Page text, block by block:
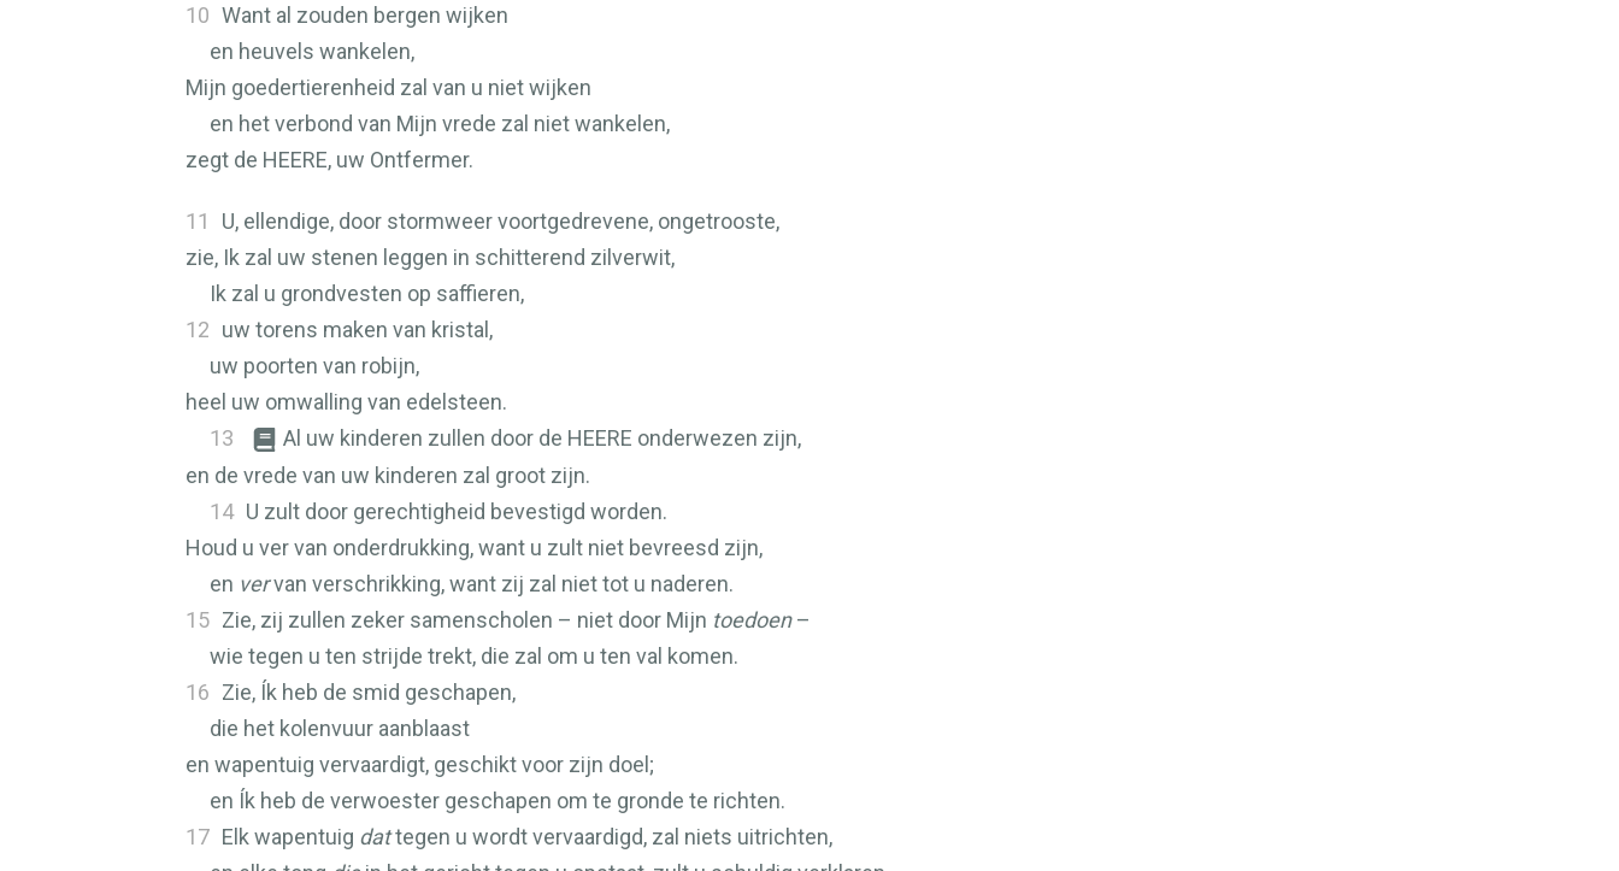
10 Want al zouden bergen wijken
en heuvels wankelen,
Mijn goedertierenheid zal van u niet wijken
en het verbond van Mijn vrede zal niet wankelen,
zegt de HEERE, uw Ontfermer.
11
U, ellendige, door stormweer voortgedrevene, ongetrooste,
zie, Ik zal uw stenen leggen in schitterend zilverwit,
Ik zal u grondvesten op saffieren,
12 uw torens maken van kristal,
uw poorten van robijn,
heel uw omwalling van edelsteen.
13
Al uw kinderen zullen door de HEERE onderwezen zijn,
en de vrede van uw kinderen zal groot zijn.
14 U zult door gerechtigheid bevestigd worden.
Houd u ver van onderdrukking, want u zult niet bevreesd zijn,
en vervan verschrikking, want zij zal niet tot u naderen.
15 Zie, zij zullen zeker samenscholen – niet door Mijn toedoen–
wie tegen u ten strijde trekt, die zal om u ten val komen.
16 Zie, Ík heb de smid geschapen,
die het kolenvuur aanblaast
en wapentuig vervaardigt, geschikt voor zijn doel;
en Ík heb de verwoester geschapen om te gronde te richten.
17 Elk wapentuig dattegen u wordt vervaardigd, zal niets uitrichten,